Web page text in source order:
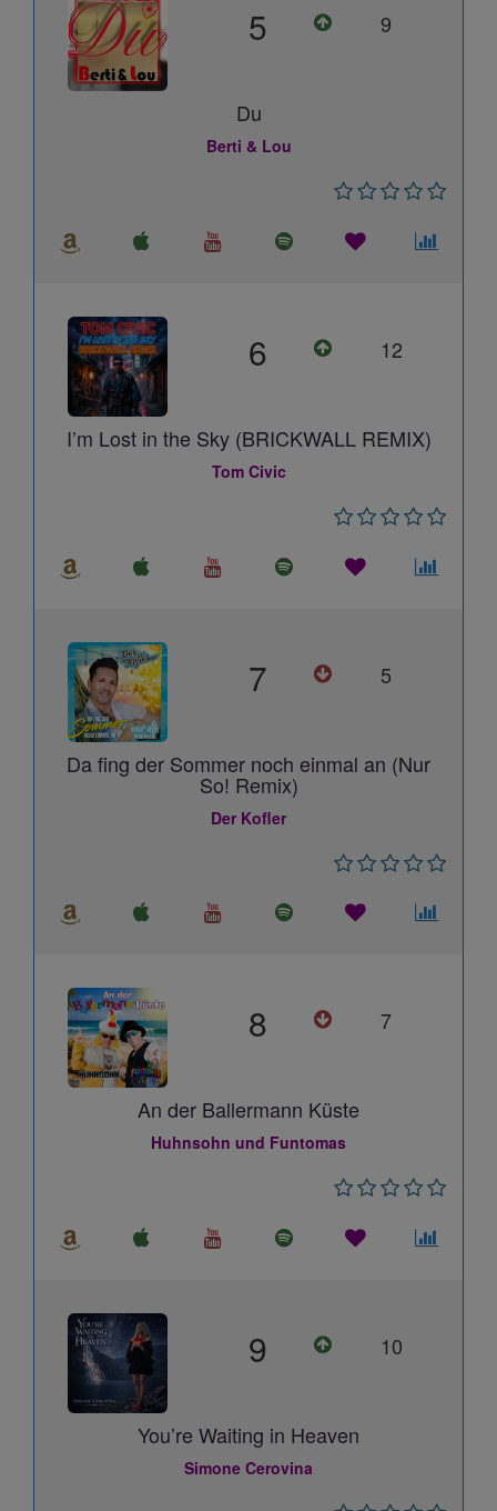
5 9
Du
Berti & Lou
6 12
I’m Lost in the Sky (BRICKWALL REMIX)
Tom Civic
7 5
Da fing der Sommer noch einmal an (Nur
So! Remix)
Der Kofler
8 7
An der Ballermann Küste
Huhnsohn und Funtomas
9 10
You’re Waiting in Heaven
Simone Cerovina